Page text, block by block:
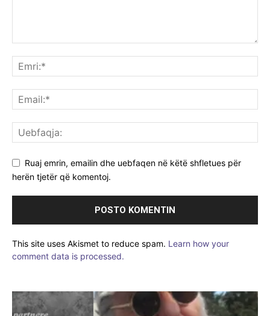
Ruaj emrin, emailin dhe uebfaqen në këtë shfletues për
herën tjetër që komentoj.
This site uses Akismet to reduce spam. Learn how your
comment data is processed.